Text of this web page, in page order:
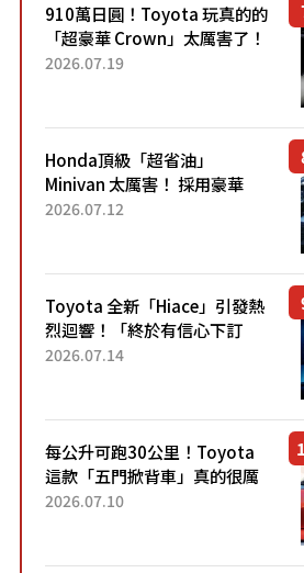
910萬日圓！Toyota 玩真的的
「超豪華 Crown」太厲害了！
採用由「匠人技藝」打造的
2026.07.19
Honda頂級「超省油」
Minivan 太厲害！ 採用豪華
「真皮座椅」與專屬「黑色內
「三...
2026.07.12
Toyota 全新「Hiace」引發熱
烈迴響！「終於有信心下訂
了！」「哪個等級交車最
車？...
2026.07.14
每公升可跑30公里！Toyota
這款「五門掀背車」真的很厲
害！ 擁有全長4.3公尺的「剛剛
2026.07.10